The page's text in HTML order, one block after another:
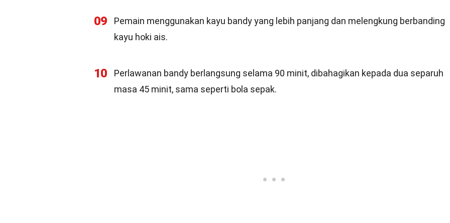
09
Pemain menggunakan kayu bandy yang lebih panjang dan melengkung berbanding
kayu hoki ais.
10
Perlawanan bandy berlangsung selama 90 minit, dibahagikan kepada dua separuh
masa 45 minit, sama seperti bola sepak.